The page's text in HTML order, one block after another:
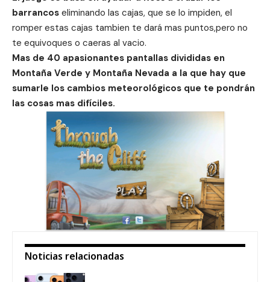
barrancos eliminando las cajas, que se lo impiden, el
romper estas cajas tambien te dará mas puntos,pero no
te equivoques o caeras al vacio.
Mas de 40 apasionantes pantallas divididas en
Montaña Verde y Montaña Nevada a la que hay que
sumarle los cambios meteorológicos que te pondrán
las cosas mas difíciles.
Noticias relacionadas